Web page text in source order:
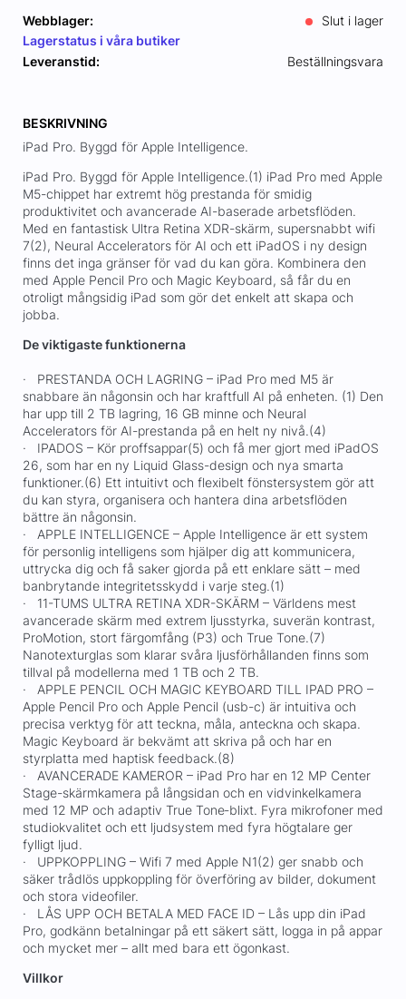
Webblager:
Slut i lager
Lagerstatus i våra butiker
Leveranstid:
Beställningsvara
BESKRIVNING
iPad Pro. Byggd för Apple Intelligence.
iPad Pro. Byggd för Apple Intelligence.(1) iPad Pro med Apple
M5-chippet har extremt hög prestanda för smidig
produktivitet och avancerade AI-baserade arbetsflöden.
Med en fantastisk Ultra Retina XDR-skärm, supersnabbt wifi
7(2), Neural Accelerators för AI och ett iPadOS i ny design
finns det inga gränser för vad du kan göra. Kombinera den
med Apple Pencil Pro och Magic Keyboard, så får du en
otroligt mångsidig iPad som gör det enkelt att skapa och
jobba.
De viktigaste funktionerna
· PRESTANDA OCH LAGRING – iPad Pro med M5 är
snabbare än någonsin och har kraftfull AI på enheten. (1) Den
har upp till 2 TB lagring, 16 GB minne och Neural
Accelerators för AI-prestanda på en helt ny nivå.(4)
· IPADOS – Kör proffsappar(5) och få mer gjort med iPadOS
26, som har en ny Liquid Glass-design och nya smarta
funktioner.(6) Ett intuitivt och flexibelt fönstersystem gör att
du kan styra, organisera och hantera dina arbetsflöden
bättre än någonsin.
· APPLE INTELLIGENCE – Apple Intelligence är ett system
för personlig intelligens som hjälper dig att kommunicera,
uttrycka dig och få saker gjorda på ett enklare sätt – med
banbrytande integritetsskydd i varje steg.(1)
· 11-TUMS ULTRA RETINA XDR-SKÄRM – Världens mest
avancerade skärm med extrem ljusstyrka, suverän kontrast,
ProMotion, stort färgomfång (P3) och True Tone.(7)
Nanotexturglas som klarar svåra ljusförhållanden finns som
tillval på modellerna med 1 TB och 2 TB.
· APPLE PENCIL OCH MAGIC KEYBOARD TILL IPAD PRO –
Apple Pencil Pro och Apple Pencil (usb-c) är intuitiva och
precisa verktyg för att teckna, måla, anteckna och skapa.
Magic Keyboard är bekvämt att skriva på och har en
styrplatta med haptisk feedback.(8)
· AVANCERADE KAMEROR – iPad Pro har en 12 MP Center
Stage-skärmkamera på långsidan och en vidvinkelkamera
med 12 MP och adaptiv True Tone‑blixt. Fyra mikrofoner med
studiokvalitet och ett ljudsystem med fyra högtalare ger
fylligt ljud.
· UPPKOPPLING – Wifi 7 med Apple N1(2) ger snabb och
säker trådlös uppkoppling för överföring av bilder, dokument
och stora videofiler.
· LÅS UPP OCH BETALA MED FACE ID – Lås upp din iPad
Pro, godkänn betalningar på ett säkert sätt, logga in på appar
och mycket mer – allt med bara ett ögonkast.
Villkor